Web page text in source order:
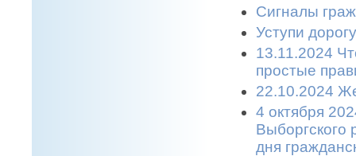
Сигналы
Уступи
13.11.2024
простые
22.10.2024
4 октября
дня